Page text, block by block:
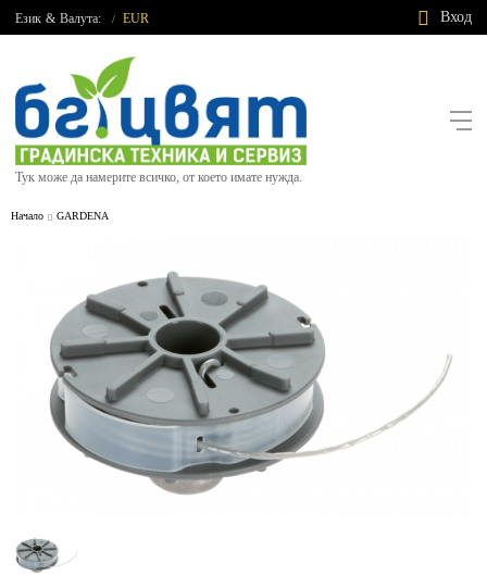
Език & Валута: / EUR Вход
Тук може да намерите всичко, от което имате нужда.
Начало GARDENA